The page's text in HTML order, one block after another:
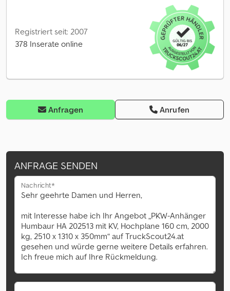
Registriert seit: 2007
378 Inserate online
Anfragen Anrufen
ANFRAGE SENDEN
Nachricht*